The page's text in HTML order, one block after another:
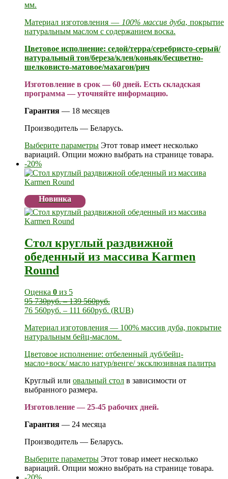
мм.
Материал изготовления — 100% массив дуба, покрытие
натуральным маслом с содержанием воска.
Цветовое исполнение: седой/терра/серебристо-серый/
натуральный тон/береза/клен/коньяк/бесцветно-
шелковисто-матовое/махагон/рич
Изготовление в срок — 60 дней. Есть складская
программа — уточняйте информацию.
Гарантия — 18 месяцев
Производитель — Беларусь.
Выберите параметры Этот товар имеет несколько
вариаций. Опции можно выбрать на странице товара.
-20%
Новинка
Стол круглый раздвижной
обеденный из массива Karmen
Round
Оценка 0 из 5
95 730руб.–139 560руб.
76 560руб. – 111 660руб. (RUB)
Материал изготовления — 100% массив дуба, покрытие
натуральным бейц-маслом.
Цветовое исполнение: отбеленный дуб/бейц-
масло+воск/ масло натур/венге/ эксклюзивная палитра
Круглый или овальный стол в зависимости от
выбранного размера.
Изготовление — 25-45 рабочих дней.
Гарантия — 24 месяца
Производитель — Беларусь.
Выберите параметры Этот товар имеет несколько
вариаций. Опции можно выбрать на странице товара.
-20%